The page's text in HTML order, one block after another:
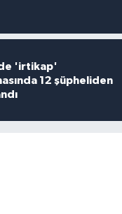
'irtikap'
12 şüpheliden